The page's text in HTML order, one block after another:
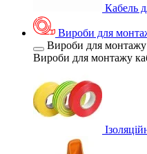
Кабель
Вироби для
Вироби для
Вироби для монтажу